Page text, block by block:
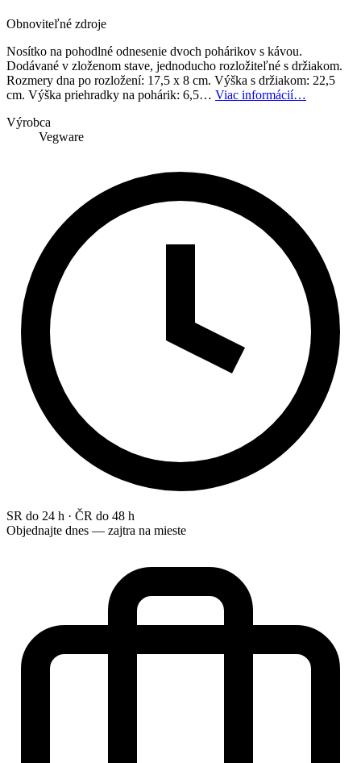
Obnoviteľné zdroje
Nosítko na pohodlné odnesenie dvoch pohárikov s kávou.
Dodávané v zloženom stave, jednoducho rozložiteľné s držiakom.
Rozmery dna po rozložení: 17,5 x 8 cm. Výška s držiakom: 22,5
cm. Výška priehradky na pohárik: 6,5… Viac informácií…
Výrobca
Vegware
SR do 24 h · ČR do 48 h
Objednajte dnes — zajtra na mieste